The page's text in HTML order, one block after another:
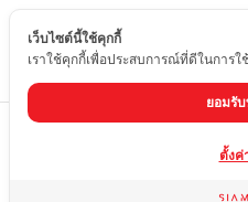
โต๊ะกินข้าวหิน
เว็บไซต์นี้ใช้คุกกี้
เราใช้คุกกี้เพื่อประสบการณ์ที่ดีในการใ
ยอมรั
ตั้งค่